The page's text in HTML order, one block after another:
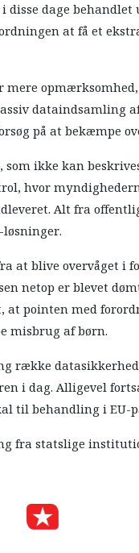
dage behandlet
at få et
mere
dataindsamling
på at bekæmpe
ikke kan
hvor
Alt fra
at blive overvåget i
netop er blevet
at pointen med
misbrug af børn.
række
i dag. Alligevel
til behandling i EU-
fra statslige